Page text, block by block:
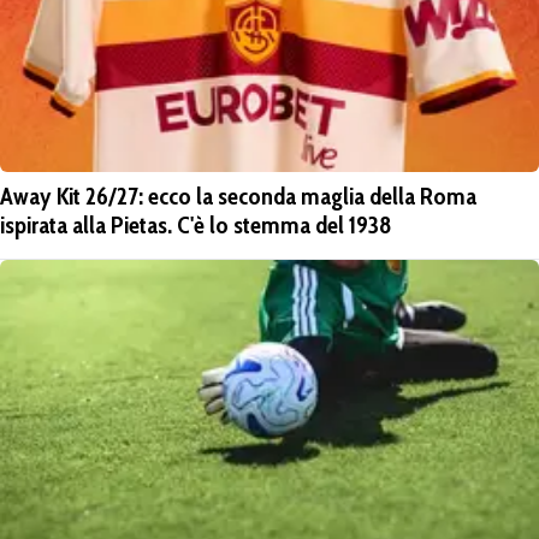
Away Kit 26/27: ecco la seconda maglia della Roma
ispirata alla Pietas. C'è lo stemma del 1938